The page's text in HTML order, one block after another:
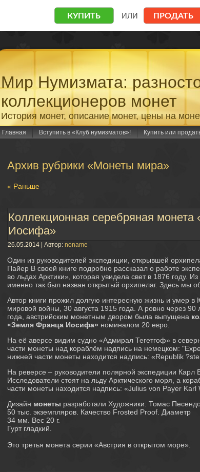
Мир Нумизмата:
коллекционеров монет
История монет, описание монет, цены на
Главная Вступить в «Клуб нумизматов»! Купить или
Архив рубрики «Монеты мира»
« Раньше
Коллекционная серебряная
Иосифа»
26.05.2014 | Автор: noname
Один из руководителей экспедиции, открывшей
Пайер В своей книге подробно рассказал о работе
во льдах Арктики», которая увидела свет в 1876 году.
именно так был назван открытый орхипелаг. Здесь мы
Автор книги прожил долгую интересную жизнь и умер
мировой войны, 30 августа 1915 года. А ровно через
года, австрийским монетным двором была выпущена
«Земля Франца Иосифа» номиналом 20 евро.
На её аверсе видим судно «Адмирал Тегетгоф» в
части монеты над кораблём надпись на немецком:
нижней части монеты находится надпись: «Republik
На реверсе – руководители полярной экспедиции
Исследователи стоят на льду Арктического моря, а
части монеты находится надпись: «Julius von Payer Karl
Дизайн монеты разработали Художники: Томас
50 тыс. экземпляров. Качество Frosted Proof. Диаметр
34 мм. Вес 20 г.
Гурт гладкий.
Это третья монета серии «Австрия в открытом море».